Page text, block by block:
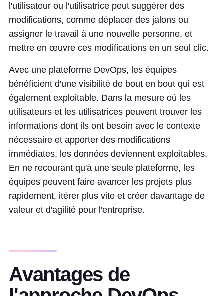
l'utilisateur ou l'utilisatrice peut suggérer des
modifications, comme déplacer des jalons ou
assigner le travail à une nouvelle personne, et
mettre en œuvre ces modifications en un seul clic.
Avec une plateforme DevOps, les équipes
bénéficient d'une visibilité de bout en bout qui est
également exploitable. Dans la mesure où les
utilisateurs et les utilisatrices peuvent trouver les
informations dont ils ont besoin avec le contexte
nécessaire et apporter des modifications
immédiates, les données deviennent exploitables.
En ne recourant qu'à une seule plateforme, les
équipes peuvent faire avancer les projets plus
rapidement, itérer plus vite et créer davantage de
valeur et d'agilité pour l'entreprise.
Avantages de